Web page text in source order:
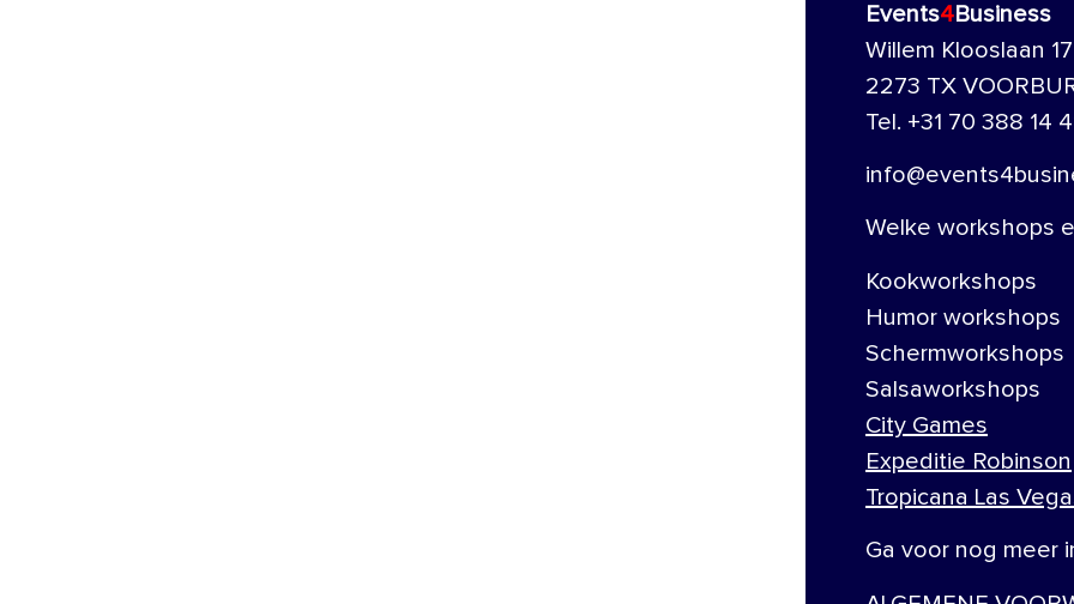
Events4Business
Willem Klooslaan 17
2273 TX
Tel. +31 70 388 14
Welke workshops
Kookworkshops
Humor workshops
Schermworkshops
Salsaworkshops
City Games
Expeditie Robinson
Tropicana Las
Ga voor nog meer